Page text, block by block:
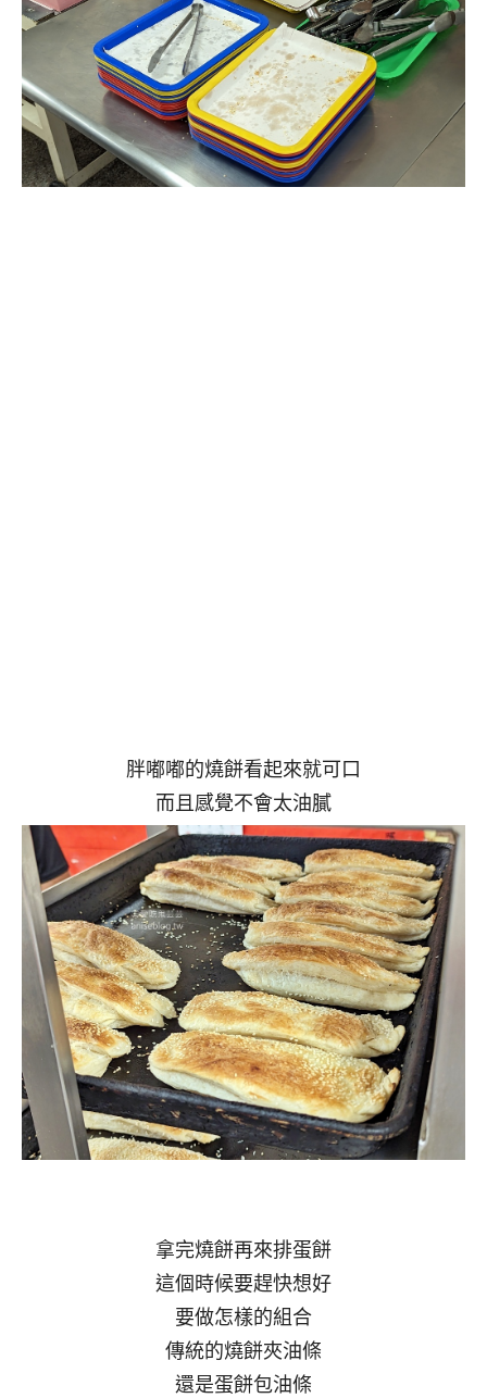
胖嘟嘟的燒餅看起來就可口
而且感覺不會太油膩
拿完燒餅再來排蛋餅
這個時候要趕快想好
要做怎樣的組合
傳統的燒餅夾油條
還是蛋餅包油條